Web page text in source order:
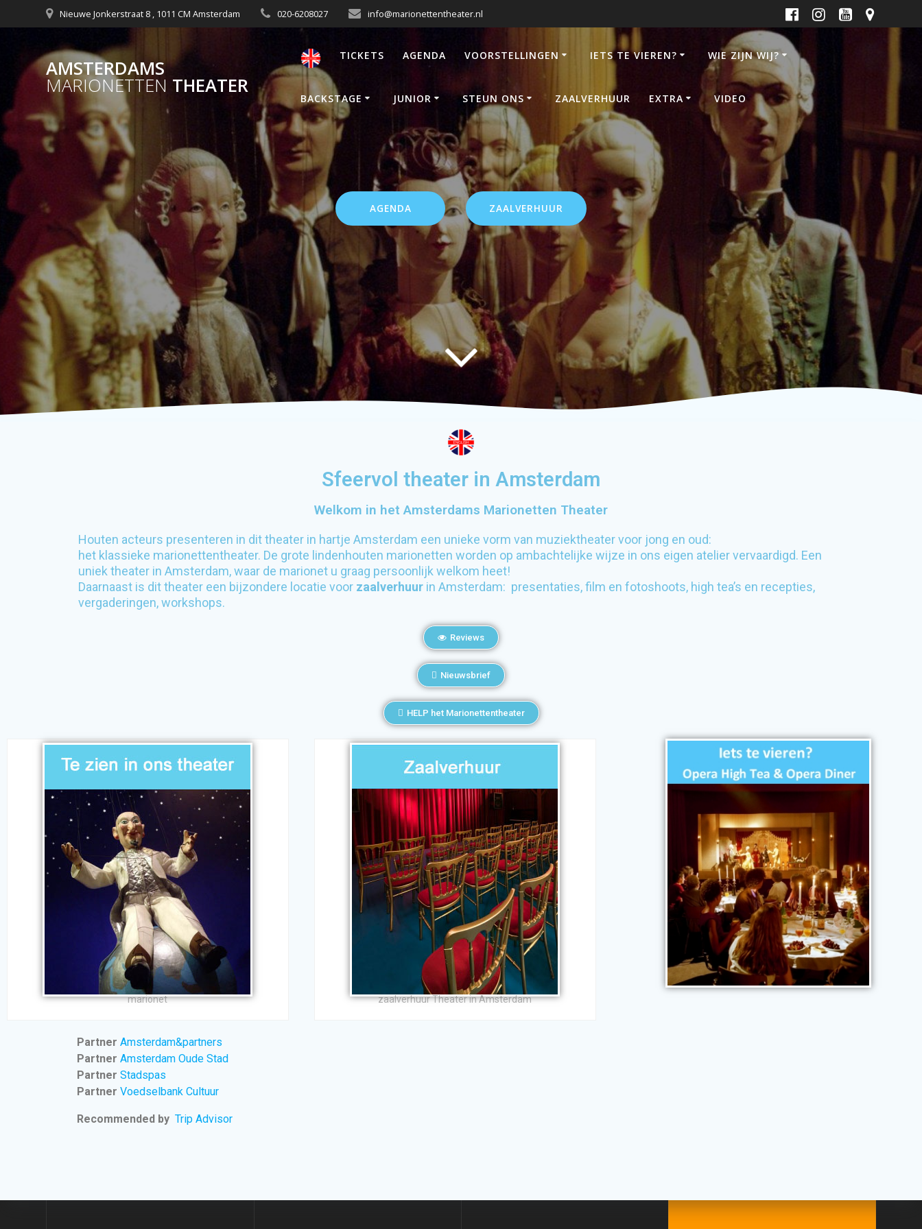
Nieuwe Jonkerstraat 8 , 1011 CM Amsterdam 020-6208027 info@marionettentheater.nl
AMSTERDAMS
MARIONETTEN THEATER
TICKETS AGENDA VOORSTELLINGEN IETS TE VIEREN? WIE ZIJN WIJ?
BACKSTAGE JUNIOR STEUN ONS ZAALVERHUUR EXTRA VIDEO
AGENDA ZAALVERHUUR
Sfeervol theater in Amsterdam
Welkom in het Amsterdams Marionetten Theater
Houten acteurs presenteren in dit theater in hartje Amsterdam een unieke vorm van muziektheater voor jong en oud:
het klassieke marionettentheater. De grote lindenhouten marionetten worden op ambachtelijke wijze in ons eigen atelier vervaardigd. Een
uniek theater in Amsterdam, waar de marionet u graag persoonlijk welkom heet!
Daarnaast is dit theater een bijzondere locatie voor zaalverhuur in Amsterdam: presentaties, film en fotoshoots, high tea’s en recepties,
vergaderingen, workshops.
Reviews
Nieuwsbrief
HELP het Marionettentheater
marionet zaalverhuur Theater in Amsterdam
Partner Amsterdam&partners
Partner Amsterdam Oude Stad
Partner Stadspas
Partner Voedselbank Cultuur
Recommended by Trip Advisor